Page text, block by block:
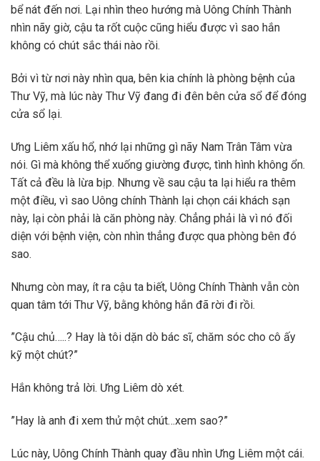
bể nát đến nơi. Lại nhìn theo hướng mà Uông Chính Thành
nhìn nãy giờ, cậu ta rốt cuộc cũng hiểu được vì sao hắn
không có chút sắc thái nào rồi.
Bởi vì từ nơi này nhìn qua, bên kia chính là phòng bệnh của
Thư Vỹ, mà lúc này Thư Vỹ đang đi đên bên cửa sổ để đóng
cửa sổ lại.
Ưng Liêm xấu hổ, nhớ lại những gì nãy Nam Trân Tâm vừa
nói. Gì mà không thể xuống giường được, tình hình không ổn.
Tất cả đều là lừa bịp. Nhưng về sau cậu ta lại hiểu ra thêm
một điều, vì sao Uông chính Thành lại chọn cái khách sạn
này, lại còn phải là căn phòng này. Chẳng phải là vì nó đối
diện với bệnh viện, còn nhìn thẳng được qua phòng bên đó
sao.
Nhưng còn may, ít ra cậu ta biết, Uông Chính Thành vẫn còn
quan tâm tới Thư Vỹ, bằng không hắn đã rời đi rồi.
”Cậu chủ…..? Hay là tôi dặn dò bác sĩ, chăm sóc cho cô ấy
kỹ một chút?”
Hắn không trả lời. Ưng Liêm dò xét.
”Hay là anh đi xem thử một chút…xem sao?”
Lúc này, Uông Chính Thành quay đầu nhìn Ưng Liêm một cái.